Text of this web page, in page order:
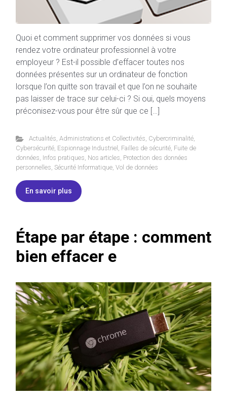
Quoi et comment supprimer vos données si vous
rendez votre ordinateur professionnel à votre
employeur ? Est-il possible d’effacer toutes nos
données présentes sur un ordinateur de fonction
lorsque l’on quitte son travail et que l’on ne souhaite
pas laisser de trace sur celui-ci ? Si oui, quels moyens
préconisez-vous pour être sûr que ce […]
Actualités, Administrations et Collectivités, Cybercriminalité,
Cybersécurité, Espionnage Industriel , Failles de sécurité, Fuite de
données, Infos pratiques, Nos articles, Protection des données
personnelles, Sécurité Informatique, Vol de données
En savoir plus
Étape par étape : comment
bien effacer e